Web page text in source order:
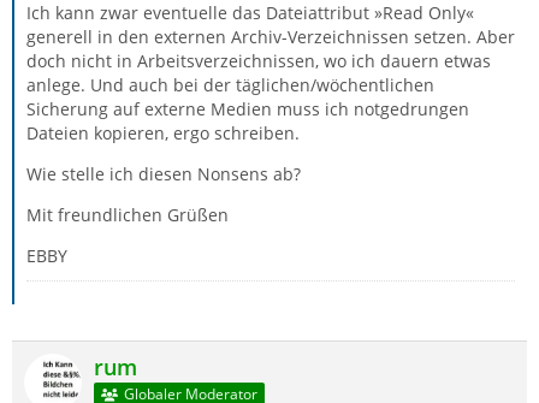
Ich kann zwar eventuelle das Dateiattribut »Read Only«
generell in den externen Archiv-Verzeichnissen setzen. Aber
doch nicht in Arbeitsverzeichnissen, wo ich dauern etwas
anlege. Und auch bei der täglichen/wöchentlichen
Sicherung auf externe Medien muss ich notgedrungen
Dateien kopieren, ergo schreiben.
Wie stelle ich diesen Nonsens ab?
Mit freundlichen Grüßen
EBBY
rum
Globaler Moderator